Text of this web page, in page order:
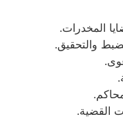
المخدرات.
والتحقيق.
القضية.